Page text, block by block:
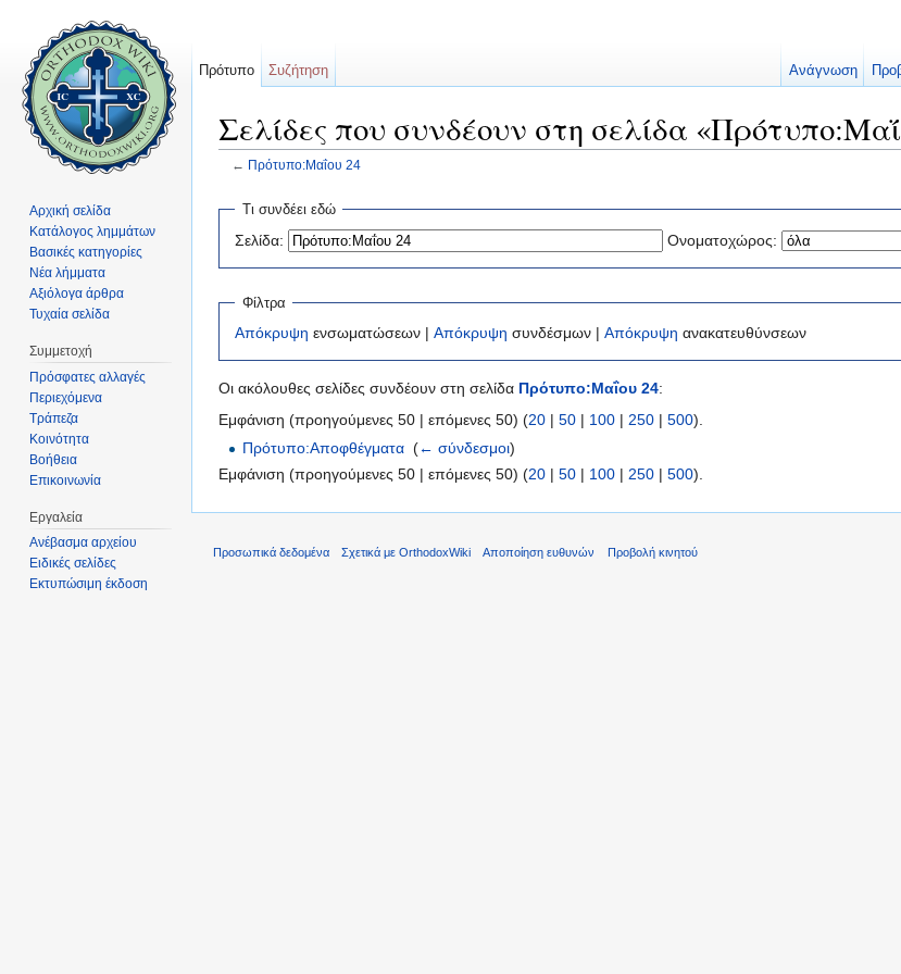
Σελίδες που συνδέουν στη σελίδα
← Πρότυπο:Μαΐου 24
Τι συνδέει εδώ
Σελίδα: Ονοματοχώρος:
Φίλτρα
Απόκρυψη ενσωματώσεων | Απόκρυψη συνδέσμων | Απόκρυψη ανακατευθύνσεων
Οι ακόλουθες σελίδες συνδέουν στη σελίδα Πρότυπο:Μαΐου 24:
Εμφάνιση (προηγούμενες 50 | επόμενες 50) (20 | 50 | 100 | 250 | 500).
Πρότυπο:Αποφθέγματα ‎(← σύνδεσμοι)
Εμφάνιση (προηγούμενες 50 | επόμενες 50) (20 | 50 | 100 | 250 | 500).
Πρότυπο Συζήτηση Ανάγνωση
Αρχική σελίδα
Κατάλογος λημμάτων
Βασικές κατηγορίες
Νέα λήμματα
Αξιόλογα άρθρα
Τυχαία σελίδα
Συμμετοχή
Πρόσφατες αλλαγές
Περιεχόμενα
Τράπεζα
Κοινότητα
Βοήθεια
Επικοινωνία
Εργαλεία
Ανέβασμα αρχείου
Ειδικές σελίδες
Εκτυπώσιμη έκδοση
Προσωπικά δεδομένα Σχετικά με OrthodoxWiki Αποποίηση ευθυνών Προβολή κινητού